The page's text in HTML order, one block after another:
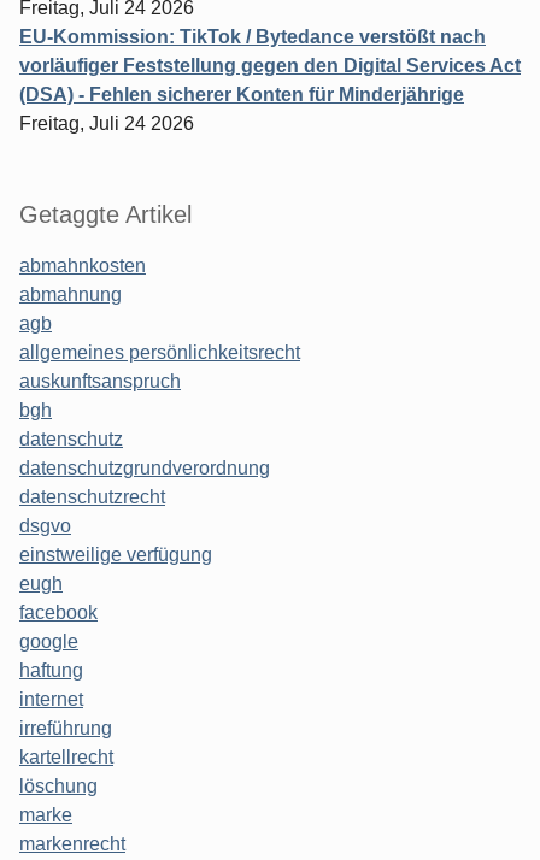
Freitag, Juli 24 2026
EU-Kommission: TikTok / Bytedance verstößt nach
vorläufiger Feststellung gegen den Digital Services Act
(DSA) - Fehlen sicherer Konten für Minderjährige
Freitag, Juli 24 2026
Getaggte Artikel
abmahnkosten
abmahnung
agb
allgemeines persönlichkeitsrecht
auskunftsanspruch
bgh
datenschutz
datenschutzgrundverordnung
datenschutzrecht
dsgvo
einstweilige verfügung
eugh
facebook
google
haftung
internet
irreführung
kartellrecht
löschung
marke
markenrecht